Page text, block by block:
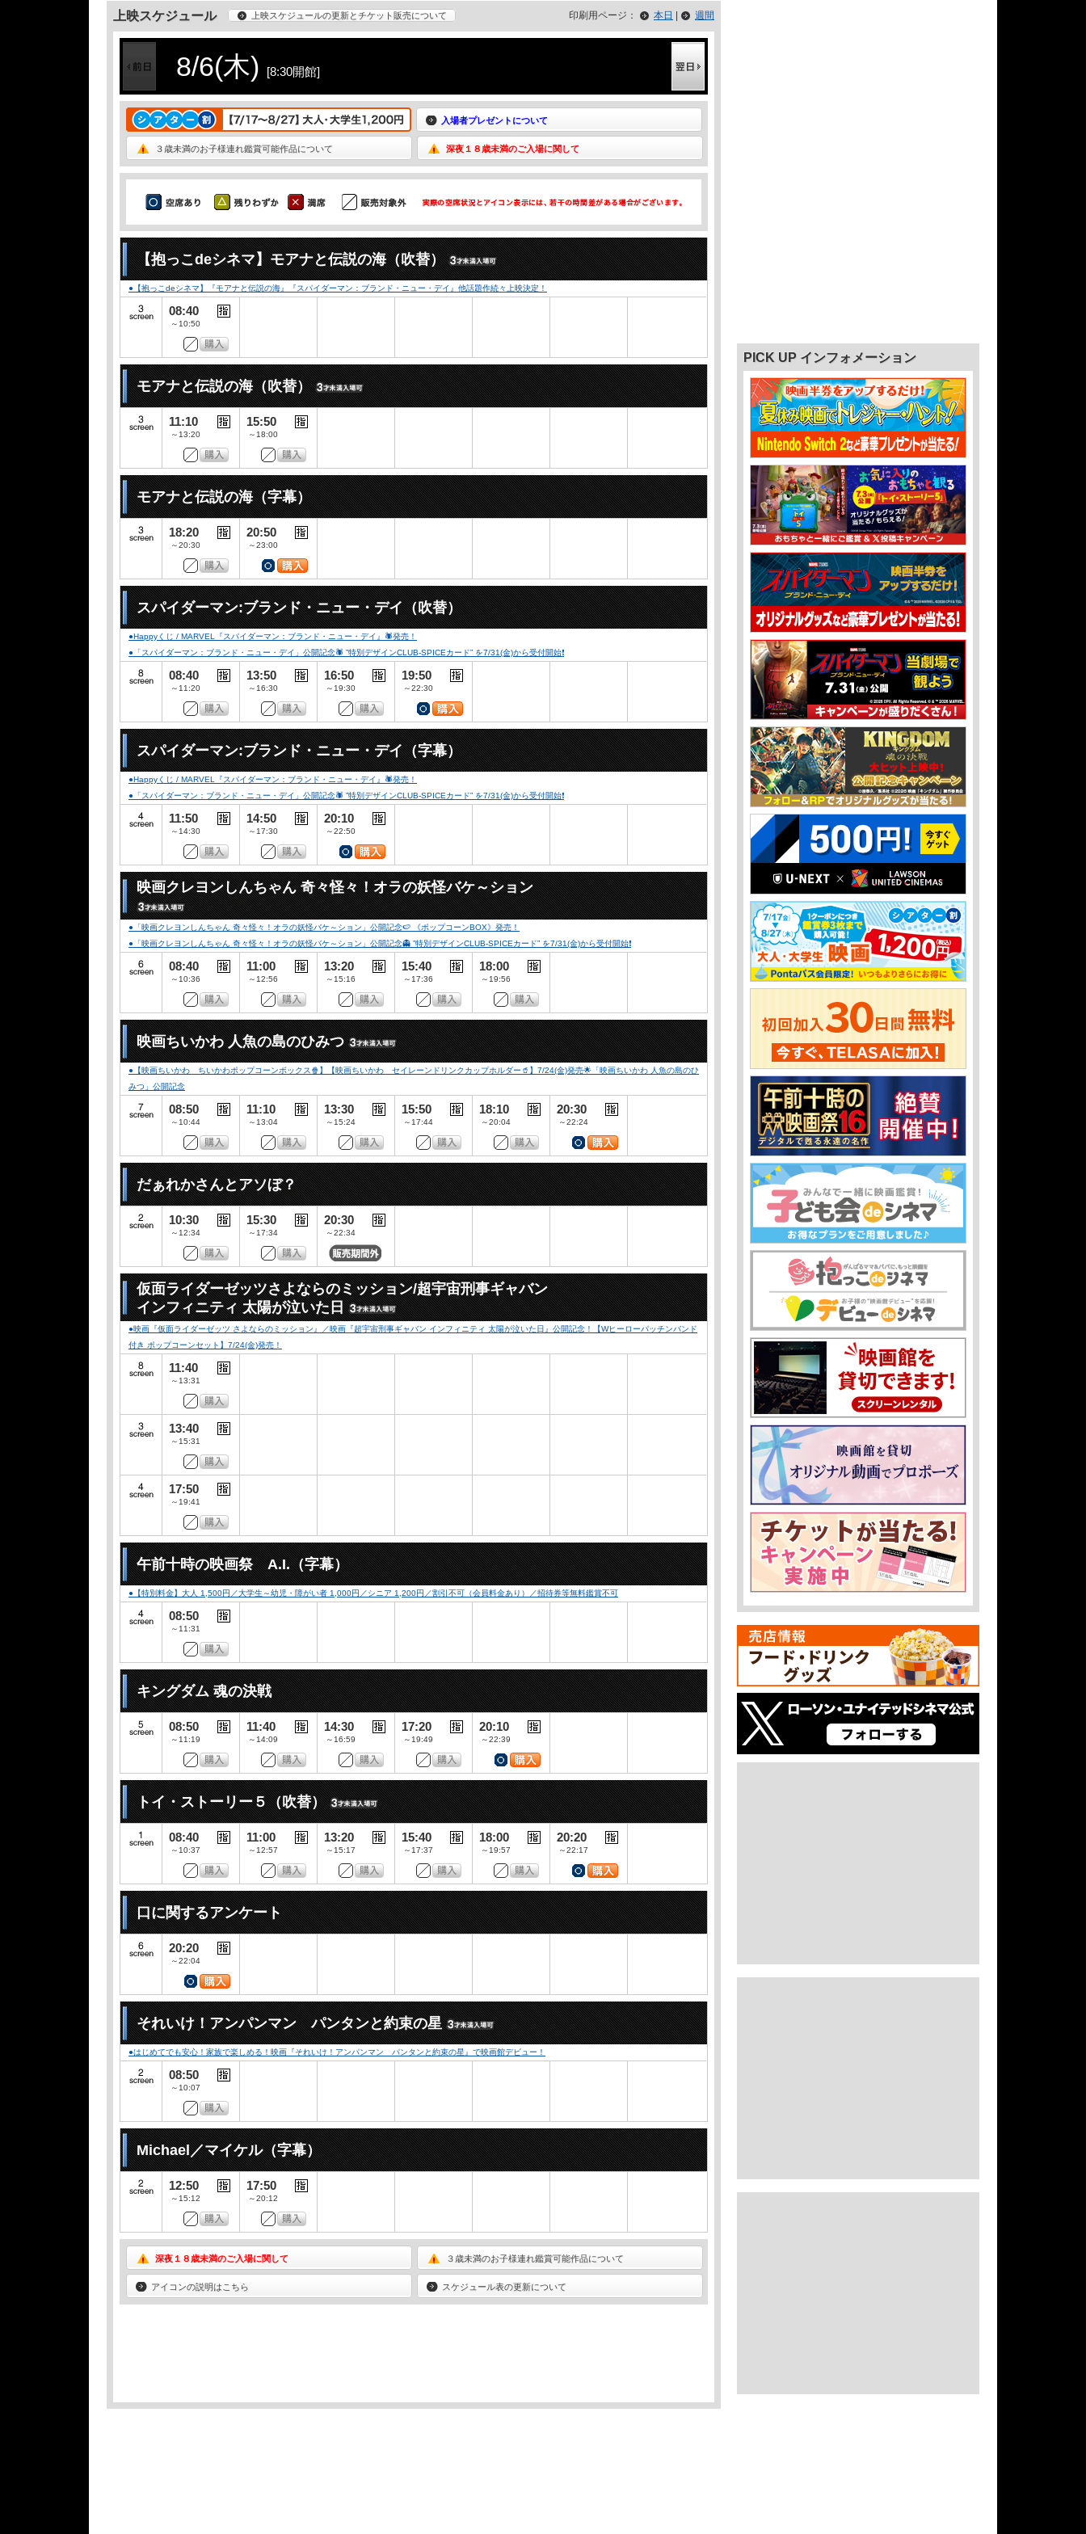
上映スケジュール 上映スケジュールの更新とチケット販売について 印刷用ページ： 本日 週間
8/6(木) [8:30開館]
入場者プレゼントについて
３歳未満のお子様連れ鑑賞可能作品について 深夜１８歳未満のご入場に関して
【抱っこdeシネマ】モアナと伝説の海（吹替）
●【抱っこdeシネマ】『モアナと伝説の海』『スパイダーマン：ブランド・ニュー・デイ』他話題作続々上映決定！
08:40
～10:50
モアナと伝説の海（吹替）
11:10
～13:20
15:50
～18:00
モアナと伝説の海（字幕）
18:20
～20:30
20:50
～23:00
スパイダーマン:ブランド・ニュー・デイ（吹替）
●Happyくじ / MARVEL『スパイダーマン：ブランド・ニュー・デイ』🕷発売！
●「スパイダーマン：ブランド・ニュー・デイ」公開記念🕷️ ”特別デザインCLUB-SPICEカード” を7/31(金)から受付開始❗️
08:40
～11:20
13:50
～16:30
16:50
～19:30
19:50
～22:30
スパイダーマン:ブランド・ニュー・デイ（字幕）
●Happyくじ / MARVEL『スパイダーマン：ブランド・ニュー・デイ』🕷発売！
●「スパイダーマン：ブランド・ニュー・デイ」公開記念🕷️ ”特別デザインCLUB-SPICEカード” を7/31(金)から受付開始❗️
11:50
～14:30
14:50
～17:30
20:10
～22:50
映画クレヨンしんちゃん 奇々怪々！オラの妖怪バケ～ション
●「映画クレヨンしんちゃん 奇々怪々！オラの妖怪バケ～ション」公開記念🍉 《ポップコーンBOX》発売！
●「映画クレヨンしんちゃん 奇々怪々！オラの妖怪バケ～ション」公開記念👻 ”特別デザインCLUB-SPICEカード” を7/31(金)から受付開始❗️
08:40
～10:36
11:00
～12:56
13:20
～15:16
15:40
～17:36
18:00
～19:56
映画ちいかわ 人魚の島のひみつ
●【映画ちいかわ ちいかわポップコーンボックス🍿】【映画ちいかわ セイレーンドリンクカップホルダー🥤】7/24(金)発売🌟「映画ちいかわ 人魚の島のひ
みつ」公開記念
08:50
～10:44
11:10
～13:04
13:30
～15:24
15:50
～17:44
18:10
～20:04
20:30
～22:24
だぁれかさんとアソぼ？
10:30
～12:34
15:30
～17:34
20:30
～22:34
仮面ライダーゼッツさよならのミッション/超宇宙刑事ギャバン
インフィニティ 太陽が泣いた日
●映画『仮面ライダーゼッツ さよならのミッション』／映画『超宇宙刑事ギャバン インフィニティ 太陽が泣いた日』公開記念！【Wヒーローパッチンバンド
付き ポップコーンセット】7/24(金)発売！
11:40
～13:31
13:40
～15:31
17:50
～19:41
午前十時の映画祭 A.I.（字幕）
●【特別料金】大人 1,500円／大学生～幼児・障がい者 1,000円／シニア 1,200円／割引不可（会員料金あり）／招待券等無料鑑賞不可
08:50
～11:31
キングダム 魂の決戦
08:50
～11:19
11:40
～14:09
14:30
～16:59
17:20
～19:49
20:10
～22:39
トイ・ストーリー５（吹替）
08:40
～10:37
11:00
～12:57
13:20
～15:17
15:40
～17:37
18:00
～19:57
20:20
～22:17
口に関するアンケート
20:20
～22:04
それいけ！アンパンマン パンタンと約束の星
●はじめてでも安心！家族で楽しめる！映画『それいけ！アンパンマン パンタンと約束の星』で映画館デビュー！
08:50
～10:07
Michael／マイケル（字幕）
12:50
～15:12
17:50
～20:12
深夜１８歳未満のご入場に関して ３歳未満のお子様連れ鑑賞可能作品について
アイコンの説明はこちら スケジュール表の更新について
PICK UP インフォメーション